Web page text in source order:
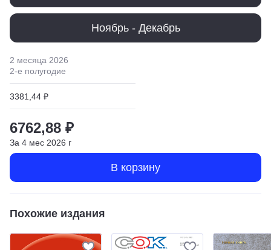
Ноябрь - Декабрь
2 месяца 2026
2-е полугодие
3381,44 ₽
6762,88 ₽
За 4 мес 2026 г
В корзину
Похожие издания